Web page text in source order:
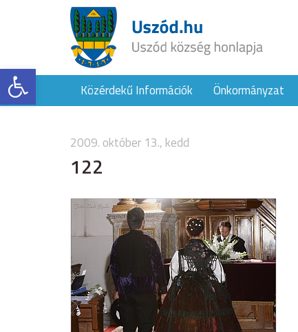
Eszköztár megnyitásaKözérdekű Információk Önkormányzat
2009. október 13., kedd
122